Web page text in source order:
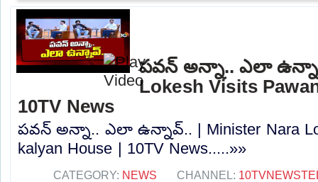
పవన్ అన్నా.. ఎలా
Lokesh Visits
10TV News
పవన్ అన్నా.. ఎలా ఉన్నావ్.. | Minister Nara
kalyan House | 10TV News.....»»
CATEGORY: NEWS CHANNEL: